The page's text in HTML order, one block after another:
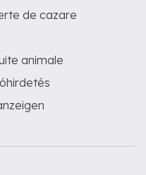
de cazare
animale